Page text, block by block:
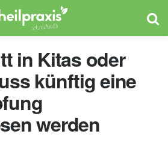
in Kitas oder
künftig eine
werden